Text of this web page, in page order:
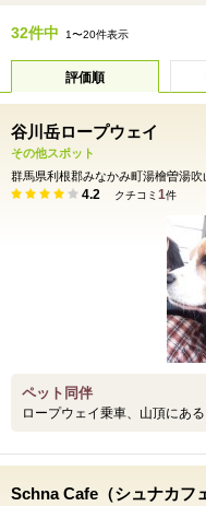
32件中 1〜20件表示
評価順
谷川岳ロープウェイ
その他スポット
群馬県利根郡みなかみ町湯檜曽湯吹
4.2 クチコミ 1件
ペット同伴
ロープウェイ乗車、山頂にあ
Schna Cafe（シュナカフ